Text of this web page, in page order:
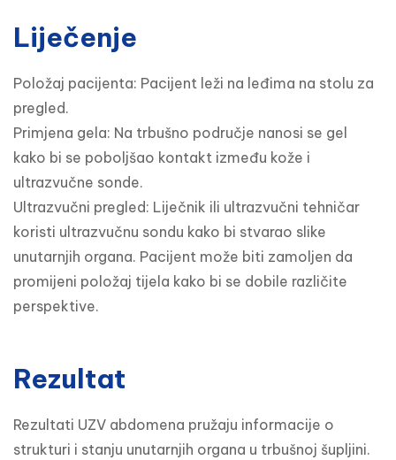
Liječenje
Položaj pacijenta: Pacijent leži na leđima na stolu za
pregled.
Primjena gela: Na trbušno područje nanosi se gel
kako bi se poboljšao kontakt između kože i
ultrazvučne sonde.
Ultrazvučni pregled: Liječnik ili ultrazvučni tehničar
koristi ultrazvučnu sondu kako bi stvarao slike
unutarnjih organa. Pacijent može biti zamoljen da
promijeni položaj tijela kako bi se dobile različite
perspektive.
Rezultat
Rezultati UZV abdomena pružaju informacije o
strukturi i stanju unutarnjih organa u trbušnoj šupljini.